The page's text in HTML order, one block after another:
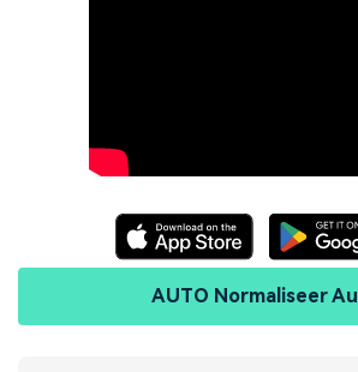
AUTO Normaliseer